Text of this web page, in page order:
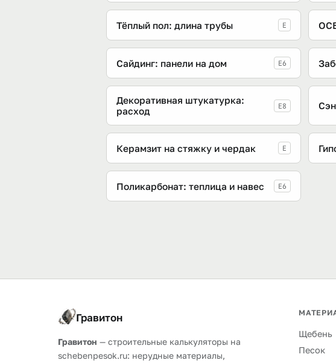
Тёплый пол: длина трубы E
Сайдинг: панели на дом E6
Декоративная штукатурка:
расход
E8
Керамзит на стяжку и чердак E
Поликарбонат: теплица и навес E6
Гравитон
Гравитон — строительные калькуляторы на
schebenpesok.ru: нерудные материалы,
Щебень
Песок